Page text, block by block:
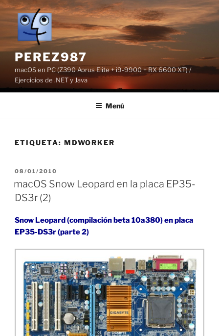
Saltar
contenido
PEREZ987
macOS en PC (Z390 Aorus Elite + i9-9900 + RX 6600 XT) /
Ejercicios de .NET y Java
Menú
ETIQUETA: MDWORKER
PUBLICADO
08/01/2010
macOS Snow Leopard en la placa EP35-
DS3r (2)
Snow Leopard (compilación beta 10a380) en placa
EP35-DS3r (parte 2)